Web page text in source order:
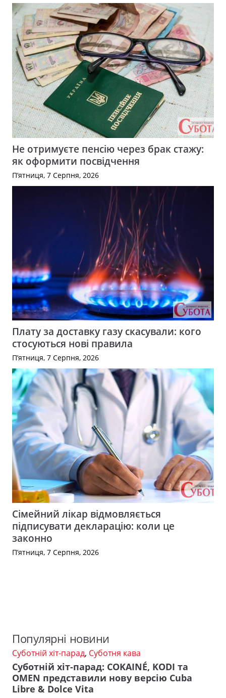
Не отримуєте пенсію через брак стажу:
як оформити посвідчення
П’ятниця, 7 Серпня, 2026
Плату за доставку газу скасували: кого
стосуються нові правила
П’ятниця, 7 Серпня, 2026
Сімейний лікар відмовляється
підписувати декларацію: коли це
законно
П’ятниця, 7 Серпня, 2026
Популярні новини
Суботній хіт-парад, Суботня кава
Суботній хіт-парад: COKAINÉ, KODI та
OMEN представили нову версію Cuba
Libre & Dolce Vita